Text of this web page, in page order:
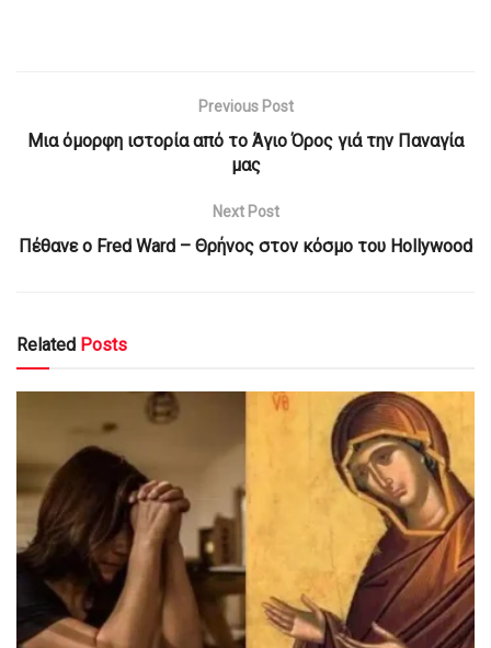
Previous Post
Μια όμορφη ιστορία από το Άγιο Όρος γιά την Παναγία
μας
Next Post
Πέθανε ο Fred Ward – Θρήνος στον κόσμο του Hollywood
Related Posts